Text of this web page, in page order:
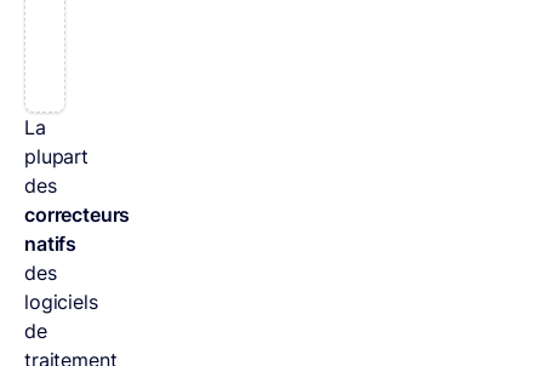
La
plupart
des
correcteurs
natifs
des
logiciels
de
traitement